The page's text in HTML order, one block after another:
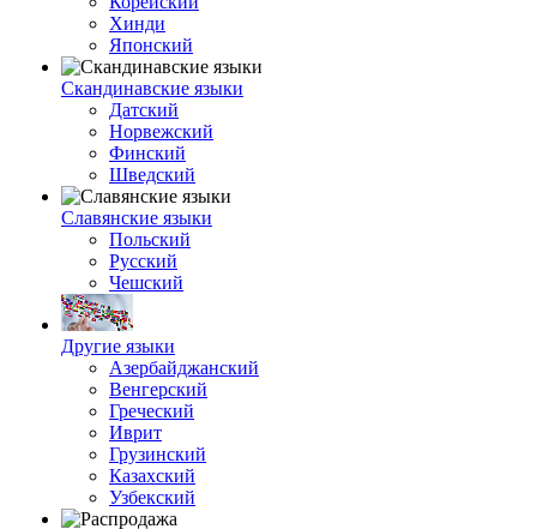
Хинди
Японский
Скандинавские языки
Датский
Норвежский
Финский
Шведский
Славянские языки
Польский
Русский
Чешский
Другие языки
Азербайджанский
Венгерский
Греческий
Иврит
Грузинский
Казахский
Узбекский